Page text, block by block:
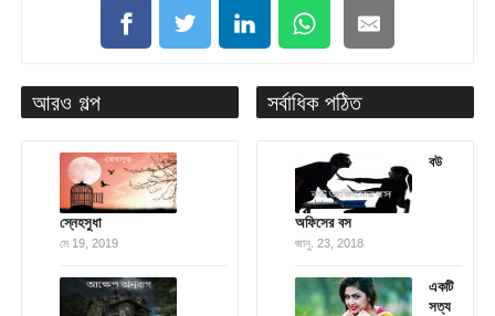
আরও গল্প
স্নেহসুধা
মে 19, 2019
সর্বাধিক পঠিত
বউ
অফিসের বস
জানু. 23, 2018
একটি
সত্য